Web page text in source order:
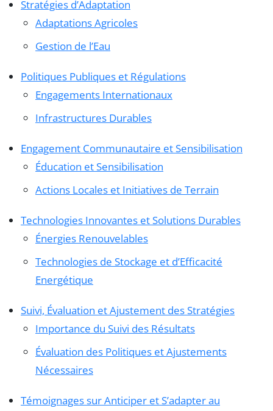
Stratégies d’Adaptation
Adaptations Agricoles
Gestion de l’Eau
Politiques Publiques et Régulations
Engagements Internationaux
Infrastructures Durables
Engagement Communautaire et Sensibilisation
Éducation et Sensibilisation
Actions Locales et Initiatives de Terrain
Technologies Innovantes et Solutions Durables
Énergies Renouvelables
Technologies de Stockage et d’Efficacité
Energétique
Suivi, Évaluation et Ajustement des Stratégies
Importance du Suivi des Résultats
Évaluation des Politiques et Ajustements
Nécessaires
Témoignages sur Anticiper et S’adapter au